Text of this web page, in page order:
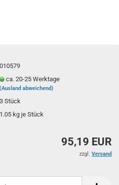
010579
ca. 20-25 Werktage
(Ausland abweichend)
3Stück
1.05 kg je Stück
95,19 EUR
zzgl. Versand